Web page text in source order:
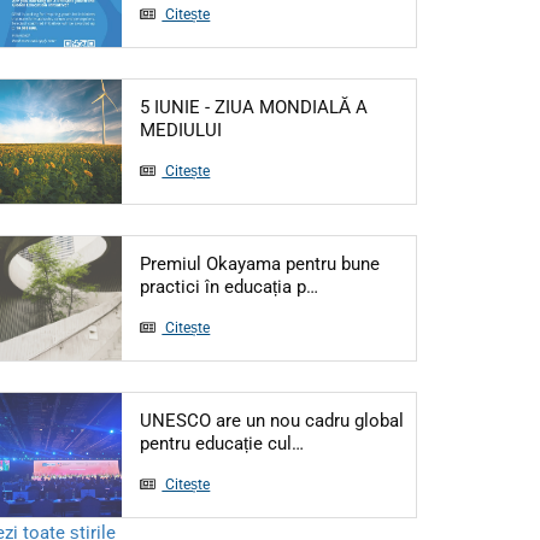
Citește
5 IUNIE - ZIUA MONDIALĂ A
MEDIULUI
Citește
Premiul Okayama pentru bune
practici în educația p…
Citește
UNESCO are un nou cadru global
pentru educație cul…
Citește
toate știrile